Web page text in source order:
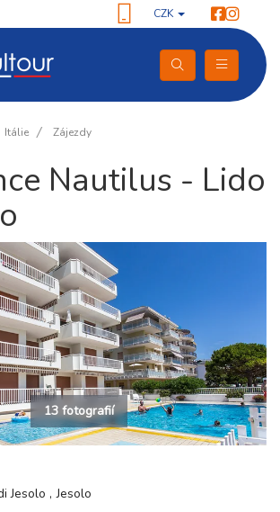
CZK
Itálie Zájezdy
Nautilus - Lido
13 fotografií
Jesolo
Jesolo